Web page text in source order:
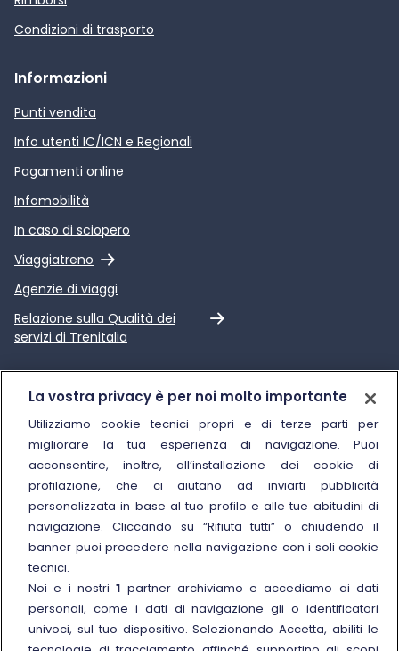
Condizioni di trasporto
Informazioni
Punti vendita
Info utenti IC/ICN e Regionali
Pagamenti online
Infomobilità
In caso di sciopero
Viaggiatreno
Link esterno
Agenzie di viaggi
Relazione sulla Qualità dei
servizi di Trenitalia
Link esterno
Chi siamo
Sostenibilità
Trenitalia for Business
Manuale di Conservazione
Link esterno
Carriere
Link esterno
La Freccia Mag
Link esterno
Noleggia un treno charter
Viaggi di gruppo
La vostra privacy è per noi molto importante
Utilizziamo cookie tecnici propri e di terze parti per
migliorare la tua esperienza di navigazione. Puoi
acconsentire, inoltre, all’installazione dei cookie di
profilazione, che ci aiutano ad inviarti pubblicità
personalizzata in base al tuo profilo e alle tue abitudini di
navigazione. Cliccando su “Rifiuta tutti” o chiudendo il
banner puoi procedere nella navigazione con i soli cookie
tecnici.
Noi e i nostri1 partner archiviamo e accediamo ai dati
personali, come i dati di navigazione gli o identificatori
univoci, sul tuo dispositivo. Selezionando Accetta, abiliti le